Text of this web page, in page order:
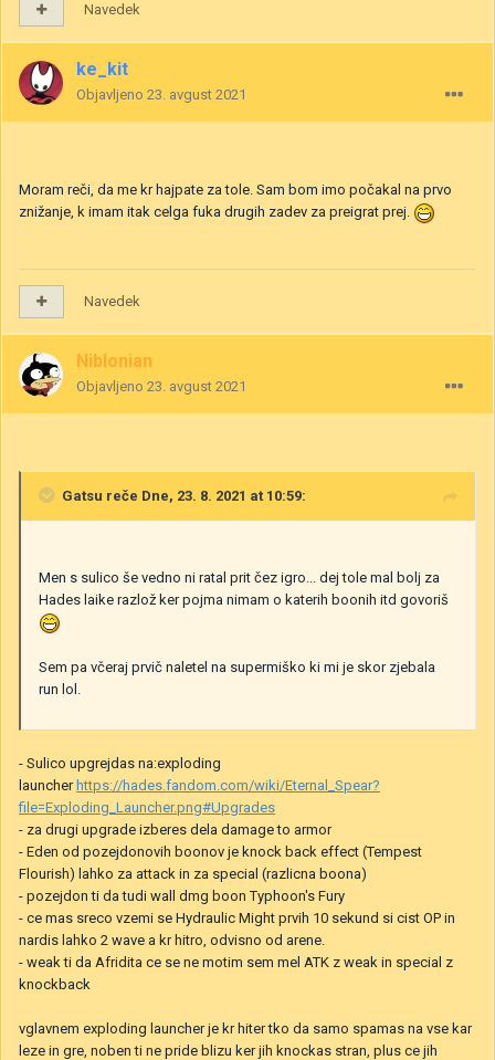
Navedek
ke_kit
Objavljeno 23. avgust 2021
Moram reči, da me kr hajpate za tole. Sam bom imo počakal na prvo
znižanje, k imam itak celga fuka drugih zadev za preigrat prej.
Navedek
Niblonian
Objavljeno 23. avgust 2021
Gatsu reče Dne, 23. 8. 2021 at 10:59:
Men s sulico še vedno ni ratal prit čez igro... dej tole mal bolj za
Hades laike razlož ker pojma nimam o katerih boonih itd govoriš
Sem pa včeraj prvič naletel na supermiško ki mi je skor zjebala
run lol.
- Sulico upgrejdas na:exploding
launcher https://hades.fandom.com/wiki/Eternal_Spear?
file=Exploding_Launcher.png#Upgrades
- za drugi upgrade izberes dela damage to armor
- Eden od pozejdonovih boonov je knock back effect (Tempest
Flourish) lahko za attack in za special (razlicna boona)
- pozejdon ti da tudi wall dmg boon Typhoon's Fury
- ce mas sreco vzemi se Hydraulic Might prvih 10 sekund si cist OP in
nardis lahko 2 wave a kr hitro, odvisno od arene.
- weak ti da Afridita ce se ne motim sem mel ATK z weak in special z
knockback
vglavnem exploding launcher je kr hiter tko da samo spamas na vse kar
leze in gre, noben ti ne pride blizu ker jih knockas stran, plus ce jih